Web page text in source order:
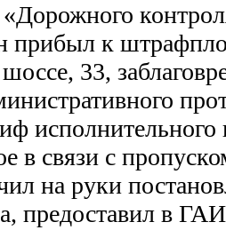
прибыл к
33,
исполнительного
в связи с
на руки
предоставил в